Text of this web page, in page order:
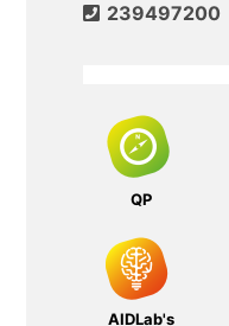
239497200
QP
AIDLab's